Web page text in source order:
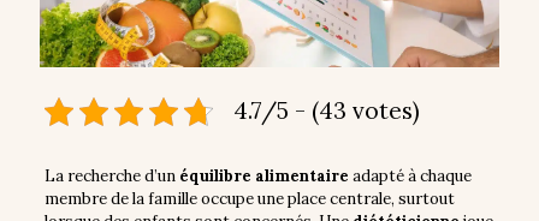
4.7/5 - (43 votes)
La recherche d’un équilibre alimentaire adapté à chaque
membre de la famille occupe une place centrale, surtout